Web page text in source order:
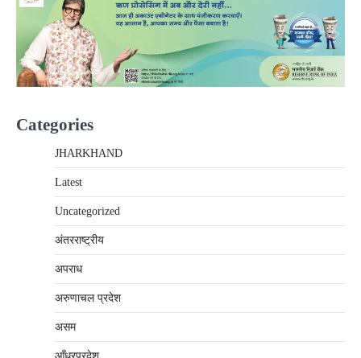
Categories
JHARKHAND
Latest
Uncategorized
अंतरराष्‍ट्रीय
अपराध
अरुणाचल प्रदेश
असम